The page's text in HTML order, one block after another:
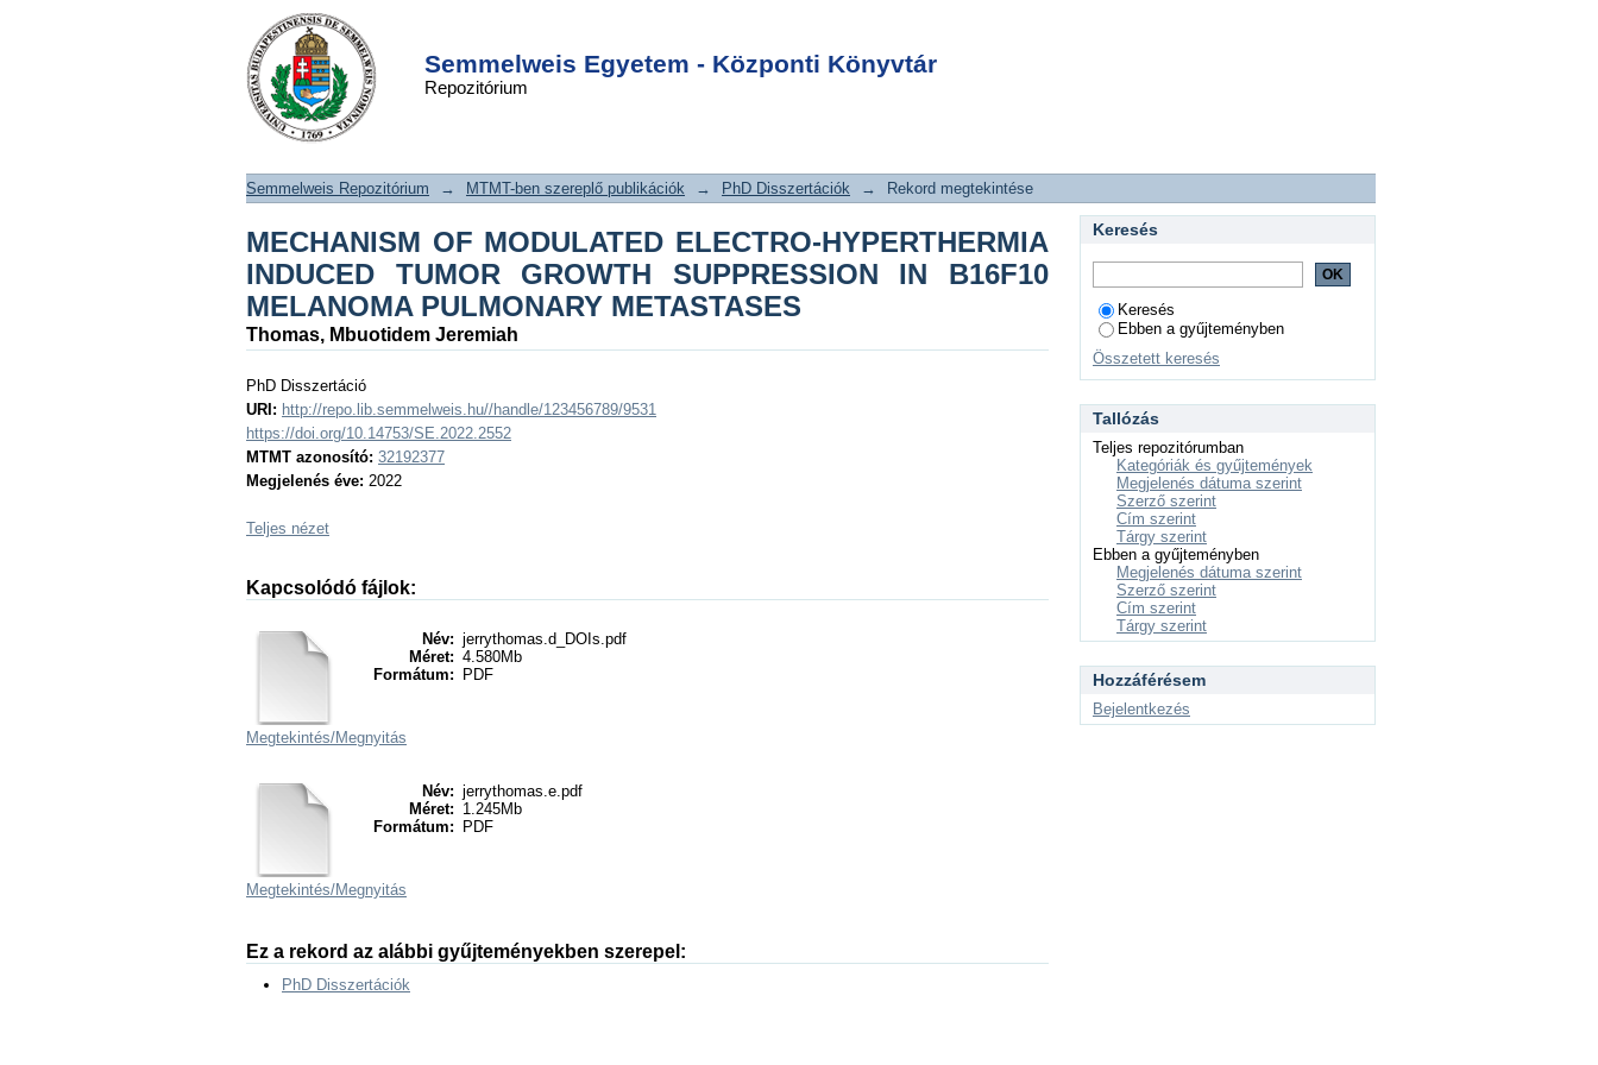
Semmelweis Egyetem - Központi Könyvtár
Repozitórium
MECHANISM OF MODULATED
ELECTRO-HYPERTHERMIA INDUCED
TUMOR GROWTH SUPPRESSION IN
B16F10 MELANOMA PULMONARY
DSpace/Manakin Repository
Semmelweis Repozitórium → MTMT-ben szereplő publikációk → PhD Disszertációk → Rekord megtekintése
MECHANISM OF MODULATED ELECTRO-HYPERTHERMIA
INDUCED TUMOR GROWTH SUPPRESSION IN B16F10
MELANOMA PULMONARY METASTASES
Thomas, Mbuotidem Jeremiah
PhD Disszertáció
URI: http://repo.lib.semmelweis.hu//handle/123456789/9531
https://doi.org/10.14753/SE.2022.2552
MTMT azonosító: 32192377
Megjelenés éve: 2022
Teljes nézet
Kapcsolódó fájlok:
Név: jerrythomas.d_DOIs.pdf
Méret: 4.580Mb
Formátum:
PDF
Megtekintés/Megnyitás
Név: jerrythomas.e.pdf
Méret: 1.245Mb
Formátum:
PDF
Megtekintés/Megnyitás
Ez a rekord az alábbi gyűjteményekben szerepel:
PhD Disszertációk
Keresés
Keresés
Ebben a gyűjteményben
Összetett keresés
Tallózás
Teljes repozitórumban
Kategóriák és gyűjtemények
Megjelenés dátuma szerint
Szerző szerint
Cím szerint
Tárgy szerint
Ebben a gyűjteményben
Megjelenés dátuma szerint
Szerző szerint
Cím szerint
Tárgy szerint
Hozzáférésem
Bejelentkezés